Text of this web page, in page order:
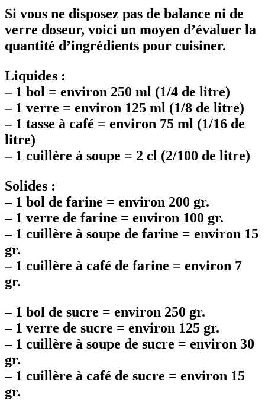
Si vous ne disposez pas de balance ni de
verre doseur, voici un moyen d’évaluer la
quantité d’ingrédients pour cuisiner.
Liquides :
–1 bol = environ 250 ml (1/4 de litre)
–1 verre = environ 125 ml (1/8 de litre)
–1 tasse à café = environ 75 ml (1/16 de
litre)
–1 cuillère à soupe = 2 cl (2/100 de litre)
Solides :
–1 bol de farine = environ 200 gr.
–1 verre de farine = environ 100 gr.
–1 cuillère à soupe de farine = environ 15
gr.
–1 cuillère à café de farine = environ 7
gr.
–1 bol de sucre = environ 250 gr.
–1 verre de sucre = environ 125 gr.
–1 cuillère à soupe de sucre = environ 30
gr.
–1 cuillère à café de sucre = environ 15
gr.